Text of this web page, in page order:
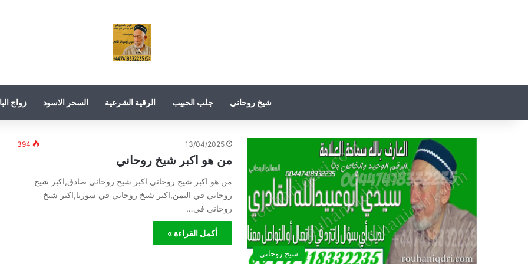
شيخ روحاني جلب الحبيب الرقية الشرعية السحر الاسود زواج
شيخ روحاني
13/04/2025
394
من هو اكبر شيخ روحاني
من هو اكبر شيخ روحاني اكبر شيخ روحاني صادق,اكبر شيخ
روحاني في اليمن,اكبر شيخ روحاني في سوريا,اكبر شيخ
روحاني في…
أكمل القراءة »